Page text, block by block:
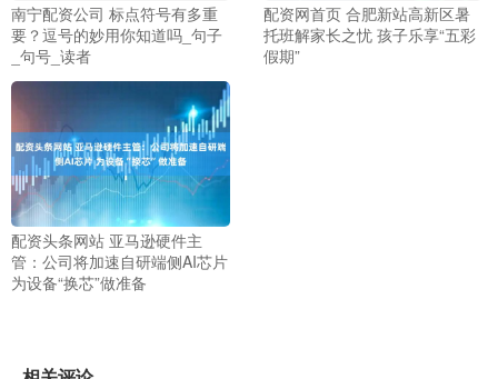
南宁配资公司 标点符号有多重
要？逗号的妙用你知道吗_句子
_句号_读者
配资网首页 合肥新站高新区暑
托班解家长之忧 孩子乐享“五彩
假期”
配资头条网站 亚马逊硬件主
管：公司将加速自研端侧AI芯片
为设备“换芯”做准备